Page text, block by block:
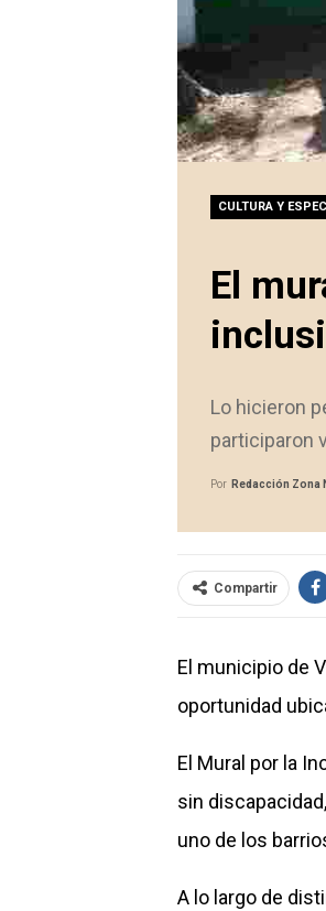
CULTURA Y
El
Lo hicieron
participaron
Por Redacción Zona
Compartir
El municipio de
oportunidad
El Mural por la
sin
uno de los
A lo largo de